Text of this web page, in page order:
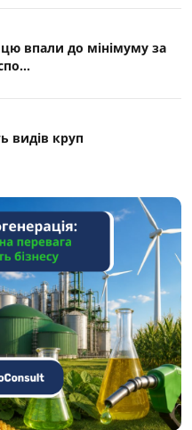
впали до мінімуму за
видів круп